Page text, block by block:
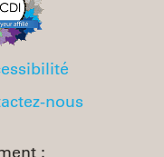
nous
: